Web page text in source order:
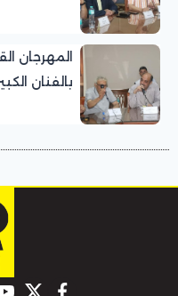
المهرجان
بالفنان